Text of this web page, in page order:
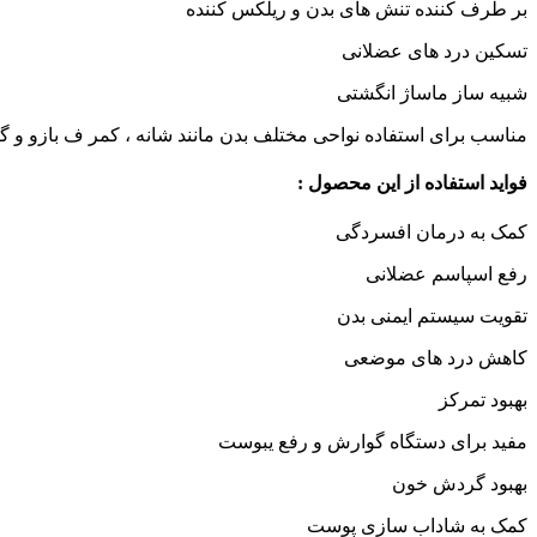
بر طرف کننده تنش های بدن و ریلکس کننده
تسکین درد های عضلانی
شبیه ساز ماساژ انگشتی
مناسب برای استفاده نواحی مختلف بدن مانند شانه ، کمر ف بازو و
فواید استفاده از این محصول :
کمک به درمان افسردگی
رفع اسپاسم عضلانی
تقویت سیستم ایمنی بدن
کاهش درد های موضعی
بهبود تمرکز
مفید برای دستگاه گوارش و رفع یبوست
بهبود گردش خون
کمک به شاداب سازی پوست